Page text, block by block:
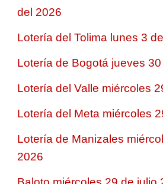
del 2026
Lotería del Tolima lunes 3
Lotería de Bogotá jueves
Lotería del Valle miércoles
Lotería del Meta miércoles
Lotería de Manizales
2026